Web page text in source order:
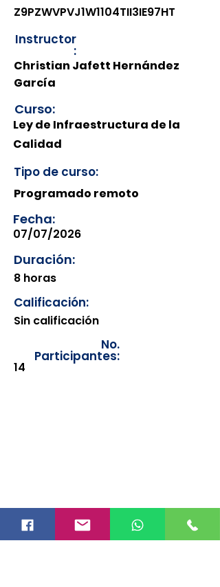
Z9PZWVPVJ1W1104TII3IE97HT
Instructor
:
Christian Jafett Hernández
García
Curso:
Ley de Infraestructura de la
Calidad
Tipo de curso:
Programado remoto
Fecha:
07/07/2026
Duración:
8 horas
Calificación:
Sin calificación
No.
Participantes:
14
correspondientes del año en
curso. Si requiere consultar una
constancia de años anteriores, le